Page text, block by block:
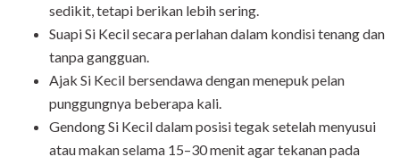
sedikit, tetapi berikan lebih sering.
Suapi Si Kecil secara perlahan dalam kondisi tenang dan
tanpa gangguan.
Ajak Si Kecil bersendawa dengan menepuk pelan
punggungnya beberapa kali.
Gendong Si Kecil dalam posisi tegak setelah menyusui
atau makan selama 15–30 menit agar tekanan pada